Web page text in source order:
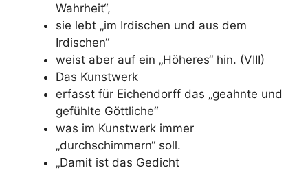
Wahrheit“,
sie lebt „im Irdischen und aus dem
Irdischen“
weist aber auf ein „Höheres“ hin. (VIII)
Das Kunstwerk
erfasst für Eichendorff das „geahnte und
gefühlte Göttliche“
was im Kunstwerk immer
„durchschimmern“ soll.
„Damit ist das Gedicht